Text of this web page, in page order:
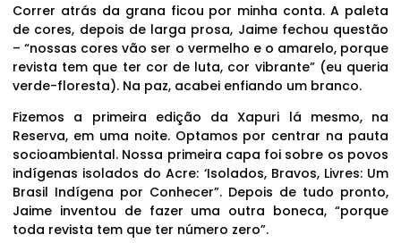
Correr atrás da grana ficou por minha conta. A paleta
de cores, depois de larga prosa, Jaime fechou questão
– “nossas cores vão ser o vermelho e o amarelo, porque
revista tem que ter cor de luta, cor vibrante” (eu queria
verde-floresta). Na paz, acabei enfiando um branco.
Fizemos a primeira edição da Xapuri lá mesmo, na
Reserva, em uma noite. Optamos por centrar na pauta
socioambiental. Nossa primeira capa foi sobre os povos
indígenas isolados do Acre: ‘Isolados, Bravos, Livres: Um
Brasil Indígena por Conhecer”. Depois de tudo pronto,
Jaime inventou de fazer uma outra boneca, “porque
toda revista tem que ter número zero”.